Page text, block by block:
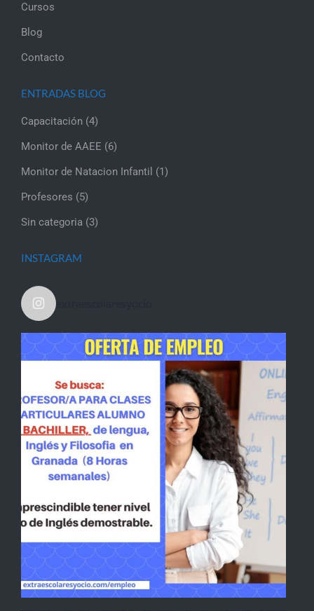
Cursos
Blog
Contacto
ENTRADAS BLOG
Capacitación (4)
Monitor de AAEE (6)
Monitor de Natacion Infantil (1)
Profesores (5)
Sin categoria (3)
INSTAGRAM